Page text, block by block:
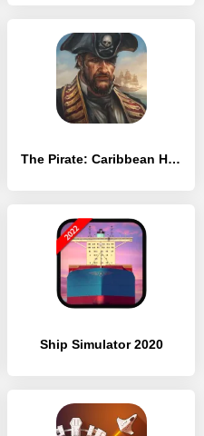
The Pirate: Caribbean Hunt
Ship Simulator 2020